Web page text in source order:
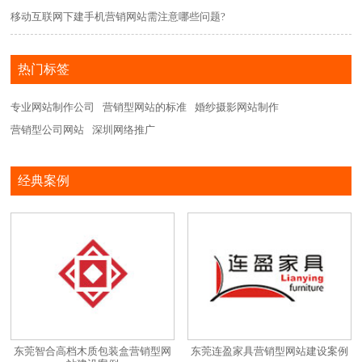
移动互联网下建手机营销网站需注意哪些问题?
热门标签
专业网站制作公司 营销型网站的标准
婚纱摄影网站制作
营销型公司网站
深圳网络推广
经典案例
东莞智合高档木质包装盒营销型网
东莞连盈家具营销型网站建设案例